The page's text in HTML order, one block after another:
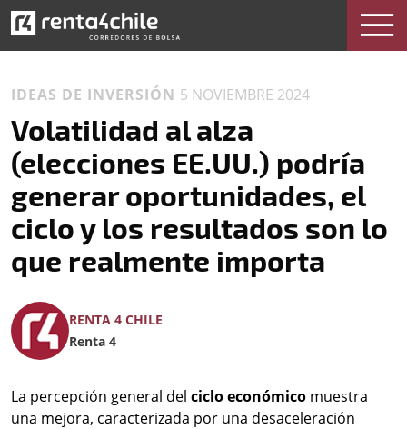
IDEAS DE INVERSIÓN 5 NOVIEMBRE 2024
Volatilidad al alza
(elecciones EE.UU.) podría
generar oportunidades, el
ciclo y los resultados son lo
que realmente importa
RENTA 4 CHILE
Renta 4
La percepción general del ciclo económico muestra
una mejora, caracterizada por una desaceleración